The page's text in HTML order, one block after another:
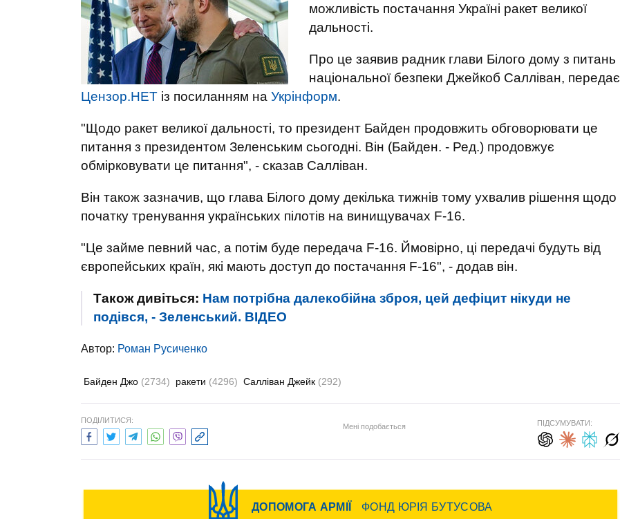
можливість постачання Україні ракет великої
дальності.
Про це заявив радник глави Білого дому з питань
національної безпеки Джейкоб Салліван, передає
Цензор.НЕТ із посиланням на Укрінформ.
"Щодо ракет великої дальності, то президент Байден продовжить обговорювати це
питання з президентом Зеленським сьогодні. Він (Байден. - Ред.) продовжує
обмірковувати це питання", - сказав Салліван.
Він також зазначив, що глава Білого дому декілька тижнів тому ухвалив рішення щодо
початку тренування українських пілотів на винищувачах F-16.
"Це займе певний час, а потім буде передача F-16. Ймовірно, ці передачі будуть від
європейських країн, які мають доступ до постачання F-16", - додав він.
Також дивіться: Нам потрібна далекобійна зброя, цей дефіцит нікуди не
подівся, - Зеленський. ВIДЕО
Автор: Роман Русиченко
Байден Джо (2734) ракети (4296) Салліван Джейк (292)
ПОДІЛИТИСЯ:
Мені подобається ПІДСУМУВАТИ: